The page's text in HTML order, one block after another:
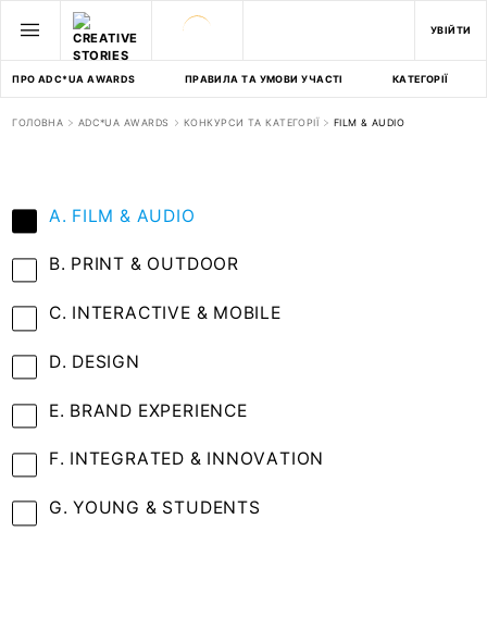
УВІЙТИ
ПРО ADC*UA AWARDS ПРАВИЛА ТА УМОВИ УЧАСТІ КАТЕГОРІЇ
ГОЛОВНА ADC*UA AWARDS КОНКУРСИ ТА КАТЕГОРІЇ FILM & AUDIO
A. FILM & AUDIO
B. PRINT & OUTDOOR
C. INTERACTIVE & MOBILE
D. DESIGN
E. BRAND EXPERIENCE
F. INTEGRATED & INNOVATION
G. YOUNG & STUDENTS